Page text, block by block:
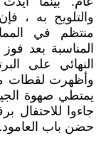
والتلويح به ،
منتظم في
المناسبة بعد
النهائي على
وأظهرت لقطات
يمتطي صهوة
جاءوا للاحتفال
حضن باب العامود.